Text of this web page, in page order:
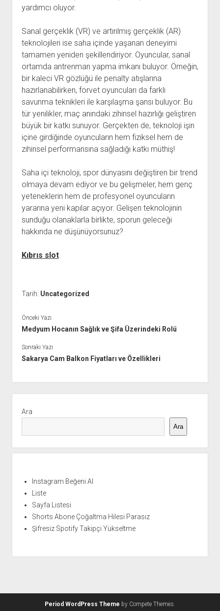
yardımcı oluyor.
Sanal gerçeklik (VR) ve artırılmış gerçeklik (AR)
teknolojileri ise saha içinde yaşanan deneyimi
tamamen yeniden şekillendiriyor. Oyuncular, sanal
ortamda antrenman yapma imkanı buluyor. Örneğin,
bir kaleci VR gözlüğü ile penalty atışlarına
hazırlanabilirken, forvet oyuncuları da farklı
savunma teknikleri ile karşılaşma şansı buluyor. Bu
tür yenilikler, maç anındaki zihinsel hazırlığı geliştiren
büyük bir katkı sunuyor. Gerçekten de, teknoloji işin
içine girdiğinde oyuncuların hem fiziksel hem de
zihinsel performansına sağladığı katkı müthiş!
Saha içi teknoloji, spor dünyasını değiştiren bir trend
olmaya devam ediyor ve bu gelişmeler, hem genç
yeteneklerin hem de profesyonel oyuncuların
yararına yeni kapılar açıyor. Gelişen teknolojinin
sunduğu olanaklarla birlikte, sporun geleceği
hakkında ne düşünüyorsunuz?
Kıbrıs slot
Tarih: Uncategorized
Önceki Yazı
Medyum Hocanın Sağlık ve Şifa Üzerindeki Rolü
Sonraki Yazı
Sakarya Cam Balkon Fiyatları ve Özellikleri
Menü
Ara
Ara
Instagram Beğeni Al
Liste
Sayfa Listesi
Shorts Abone Çoğaltma Hilesi Parasız
Şifresiz Spotify Takipçi Yükseltme
Period WordPress Theme by Compete Themes.